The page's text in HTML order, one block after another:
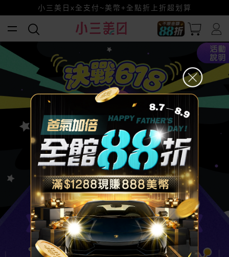
賺美幣~換好禮~立即換GO~
小三美日x全支付~美幣+全點折上折超划算
全館88折爸氣加倍！